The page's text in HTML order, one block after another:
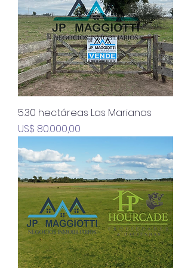
5.30 hectáreas Las Marianas
Precio
US$ 80.000,00